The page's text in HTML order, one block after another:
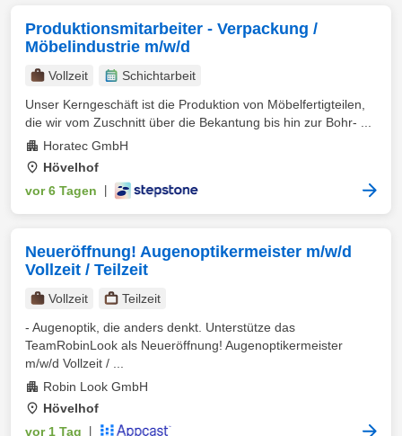
Produktionsmitarbeiter - Verpackung /
Möbelindustrie m/w/d
Vollzeit
Schichtarbeit
Unser Kerngeschäft ist die Produktion von Möbelfertigteilen,
die wir vom Zuschnitt über die Bekantung bis hin zur Bohr- ...
Horatec GmbH
Hövelhof
vor 6 Tagen
Neueröffnung! Augenoptikermeister m/w/d
Vollzeit / Teilzeit
Vollzeit
Teilzeit
- Augenoptik, die anders denkt. Unterstütze das
TeamRobinLook als Neueröffnung! Augenoptikermeister
m/w/d Vollzeit / ...
Robin Look GmbH
Hövelhof
vor 1 Tag